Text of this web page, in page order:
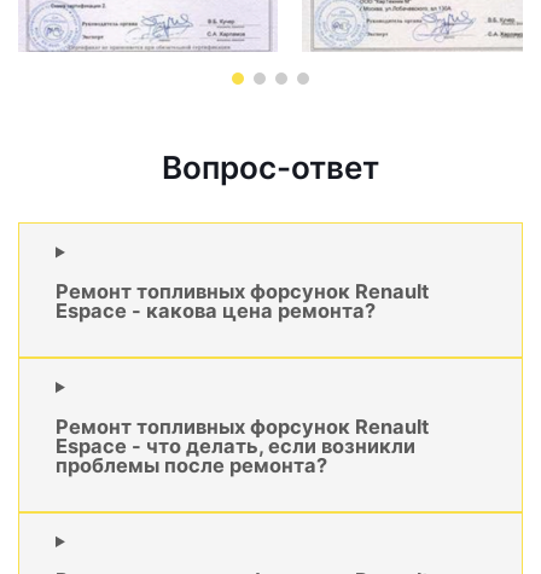
Вопрос-ответ
Ремонт топливных форсунок Renault
Espace - какова цена ремонта?
Ремонт топливных форсунок Renault
Espace - что делать, если возникли
проблемы после ремонта?